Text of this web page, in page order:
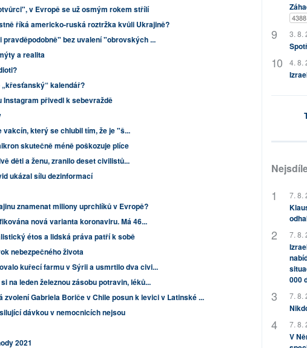
v Evropě se už osmým rokem střílí
říká americko-ruská roztržka kvůli Ukrajině?
bez uvalení "obrovských ...
a realita
„křesťanský“ kalendář?
přivedl k sebevraždě
který se chlubil tím, že je "š...
skutečně méně poškozuje plíce
děti a ženu, zranilo deset civilistů...
ukázal sílu dezinformací
znamenat miliony uprchlíků v Evropě?
nová varianta koronaviru. Má 46...
étos a lidská práva patří k sobě
nebezpečného života
kuřecí farmu v Sýrii a usmrtilo dva civi...
na leden železnou zásobu potravin, léků...
zvolení Gabriela Boriče v Chile posun k levici v Latinské ...
dávkou v nemocnicích nejsou
2021
4388
3. 8.
4. 8.
7. 8.
7. 8.
000
7. 8.
7. 8.
V